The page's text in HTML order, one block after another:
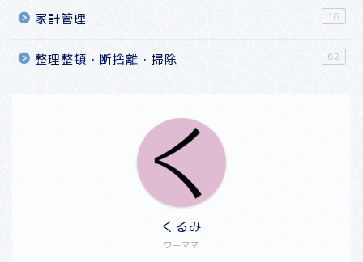
家計管理 16
整理整頓・断捨離・掃除 62
ワーママ
くるみ